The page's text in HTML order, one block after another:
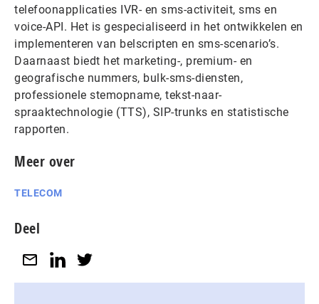
telefoonapplicaties IVR- en sms-activiteit, sms en
voice-API. Het is gespecialiseerd in het ontwikkelen en
implementeren van belscripten en sms-scenario’s.
Daarnaast biedt het marketing-, premium- en
geografische nummers, bulk-sms-diensten,
professionele stemopname, tekst-naar-
spraaktechnologie (TTS), SIP-trunks en statistische
rapporten.
Meer over
TELECOM
Deel